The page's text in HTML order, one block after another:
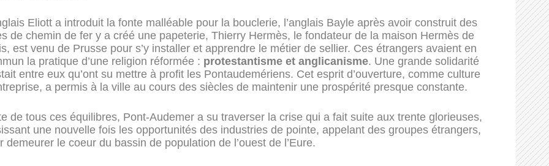
Eliott a introduit la fonte malléable pour la bouclerie, l’anglais Bayle après avoir construit des
de chemin de fer y a créé une papeterie, Thierry Hermès, le fondateur de la maison Hermès de
est venu de Prusse pour s’y installer et apprendre le métier de sellier. Ces étrangers avaient en
la pratique d’une religion réformée : protestantisme et anglicanisme. Une grande solidarité
entre eux qu’ont su mettre à profit les Pontaudemériens. Cet esprit d’ouverture, comme culture
a permis à la ville au cours des siècles de maintenir une prospérité presque constante.
de tous ces équilibres, Pont-Audemer a su traverser la crise qui a fait suite aux trente glorieuses,
une nouvelle fois les opportunités des industries de pointe, appelant des groupes étrangers,
demeurer le coeur du bassin de population de l’ouest de l’Eure.